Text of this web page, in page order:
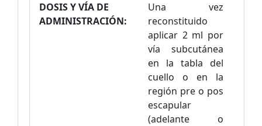
DOSIS Y VÍA DE
ADMINISTRACIÓN:
Una vez
reconstituido
aplicar 2 ml por
vía subcutánea
en la tabla del
cuello o en la
región pre o pos
escapular
(adelante o